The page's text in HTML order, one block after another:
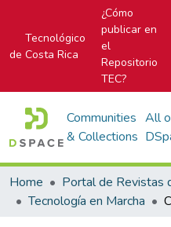
Tecnológico
de Costa Rica
¿Cómo
publicar en
el
Repositorio
TEC?
Communities
& Collections
All
Home
Tecnología en Marcha